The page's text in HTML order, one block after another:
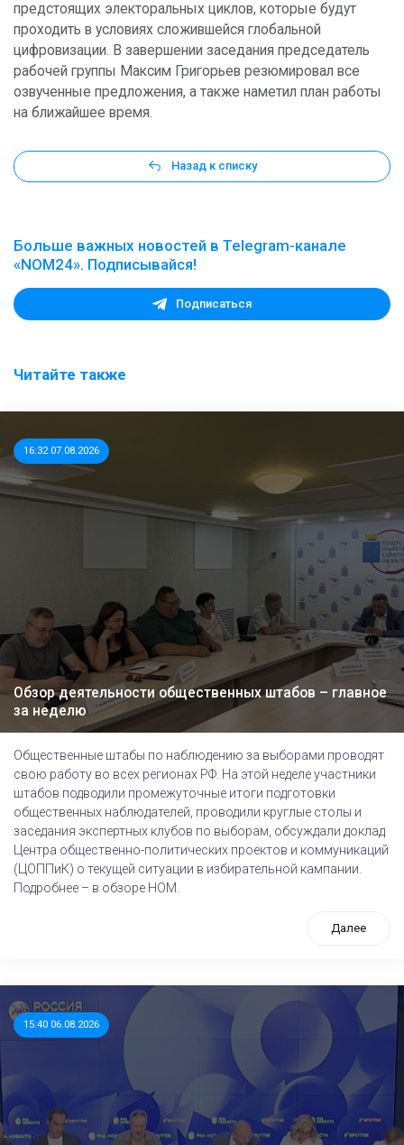
предстоящих электоральных циклов, которые будут
проходить в условиях сложившейся глобальной
цифровизации. В завершении заседания председатель
рабочей группы Максим Григорьев резюмировал все
озвученные предложения, а также наметил план работы
на ближайшее время.
Назад к списку
Больше важных новостей в Telegram-канале
«NOM24». Подписывайся!
Подписаться
Читайте также
16:32 07.08.2026
Обзор деятельности общественных штабов – главное
за неделю
Общественные штабы по наблюдению за выборами проводят
свою работу во всех регионах РФ. На этой неделе участники
штабов подводили промежуточные итоги подготовки
общественных наблюдателей, проводили круглые столы и
заседания экспертных клубов по выборам, обсуждали доклад
Центра общественно-политических проектов и коммуникаций
(ЦОППиК) о текущей ситуации в избирательной кампании.
Подробнее – в обзоре НОМ.
Далее
15:40 06.08.2026